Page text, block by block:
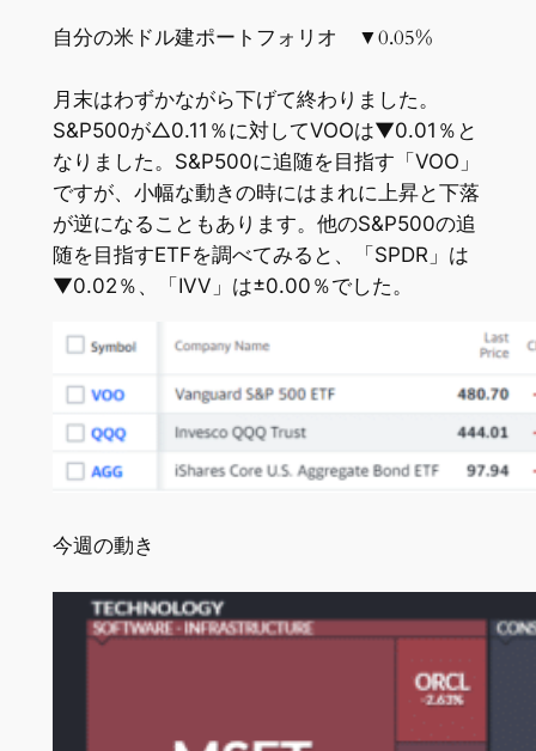
自分の米ドル建ポートフォリオ ▼0.05%
月末はわずかながら下げて終わりました。
S&P500が△0.11％に対してVOOは▼0.01％と
なりました。S&P500に追随を目指す「VOO」
ですが、小幅な動きの時にはまれに上昇と下落
が逆になることもあります。他のS&P500の追
随を目指すETFを調べてみると、「SPDR」は
▼0.02％、「IVV」は±0.00％でした。
今週の動き